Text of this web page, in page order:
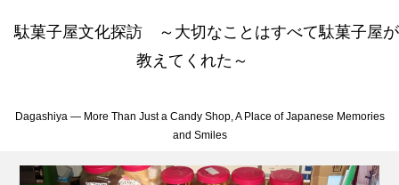
駄菓子屋文化探訪 ～大切なことはすべて駄菓子屋が
教えてくれた～
Dagashiya — More Than Just a Candy Shop, A Place of Japanese Memories
and Smiles